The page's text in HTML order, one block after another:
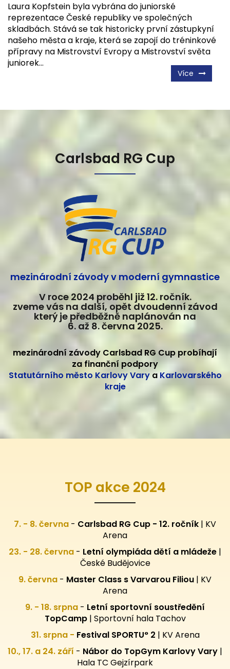
Laura Kopfstein byla vybrána do juniorské
reprezentace České republiky ve společných
skladbách. Stává se tak historicky první zástupkyní
našeho města a kraje, která se zapojí do tréninkové
přípravy na Mistrovství Evropy a Mistrovství světa
juniorek...
Více
Carlsbad RG Cup
mezinárodní závody v moderní gymnastice
V roce 2024 proběhl již 12. ročník.
zveme vás na další, opět dvoudenní závod
který je předběžně naplánován na
6. až 8. června 2025.
mezinárodní závody Carlsbad RG Cup probíhají
za finanční podpory
Statutárního město Karlovy VaryaKarlovarského
kraje
TOP akce 2024
7. - 8. června - Carlsbad RG Cup - 12. ročník | KV
Arena
23. - 28. června - Letní olympiáda dětí a mládeže |
České Budějovice
9. června - Master Class s Varvarou Filiou | KV
Arena
9. - 18. srpna - Letní sportovní soustředění
TopCamp| Sportovní hala Tachov
31. srpna - Festival SPORTU° 2 | KV Arena
10., 17. a 24. září - Nábor do TopGym Karlovy Vary |
Hala TC Gejzírpark